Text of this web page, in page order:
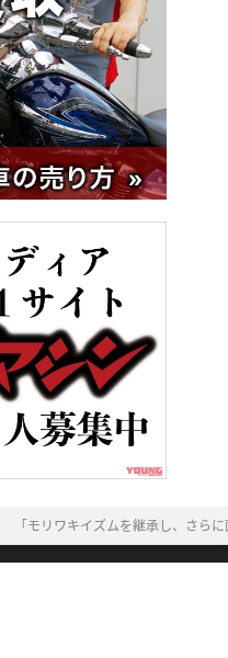
「モリワキイズムを継承し、さら